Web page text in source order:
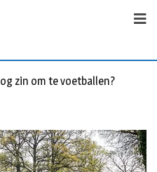
zin om te voetballen? Kom